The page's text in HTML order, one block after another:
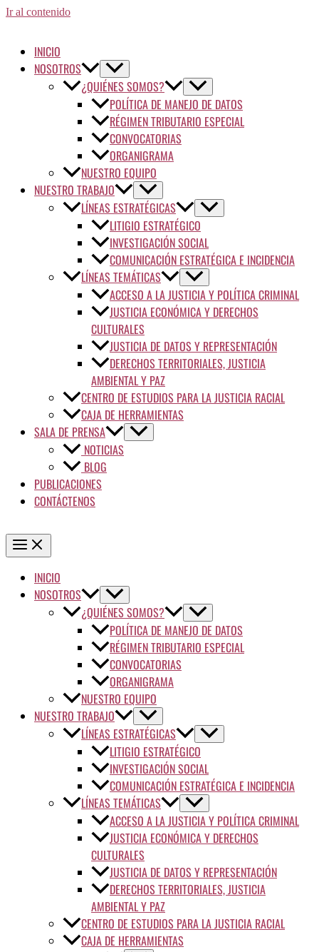
Ir al contenido
INICIO
NOSOTROS
¿QUIÉNES SOMOS?
POLÍTICA DE MANEJO DE DATOS
RÉGIMEN TRIBUTARIO ESPECIAL
CONVOCATORIAS
ORGANIGRAMA
NUESTRO EQUIPO
NUESTRO TRABAJO
LÍNEAS ESTRATÉGICAS
LITIGIO ESTRATÉGICO
INVESTIGACIÓN SOCIAL
COMUNICACIÓN ESTRATÉGICA E INCIDENCIA
LÍNEAS TEMÁTICAS
ACCESO A LA JUSTICIA Y POLÍTICA CRIMINAL
JUSTICIA ECONÓMICA Y DERECHOS
CULTURALES
JUSTICIA DE DATOS Y REPRESENTACIÓN
DERECHOS TERRITORIALES, JUSTICIA
AMBIENTAL Y PAZ
CENTRO DE ESTUDIOS PARA LA JUSTICIA RACIAL
CAJA DE HERRAMIENTAS
SALA DE PRENSA
NOTICIAS
BLOG
PUBLICACIONES
CONTÁCTENOS
INICIO
NOSOTROS
¿QUIÉNES SOMOS?
POLÍTICA DE MANEJO DE DATOS
RÉGIMEN TRIBUTARIO ESPECIAL
CONVOCATORIAS
ORGANIGRAMA
NUESTRO EQUIPO
NUESTRO TRABAJO
LÍNEAS ESTRATÉGICAS
LITIGIO ESTRATÉGICO
INVESTIGACIÓN SOCIAL
COMUNICACIÓN ESTRATÉGICA E INCIDENCIA
LÍNEAS TEMÁTICAS
ACCESO A LA JUSTICIA Y POLÍTICA CRIMINAL
JUSTICIA ECONÓMICA Y DERECHOS
CULTURALES
JUSTICIA DE DATOS Y REPRESENTACIÓN
DERECHOS TERRITORIALES, JUSTICIA
AMBIENTAL Y PAZ
CENTRO DE ESTUDIOS PARA LA JUSTICIA RACIAL
CAJA DE HERRAMIENTAS